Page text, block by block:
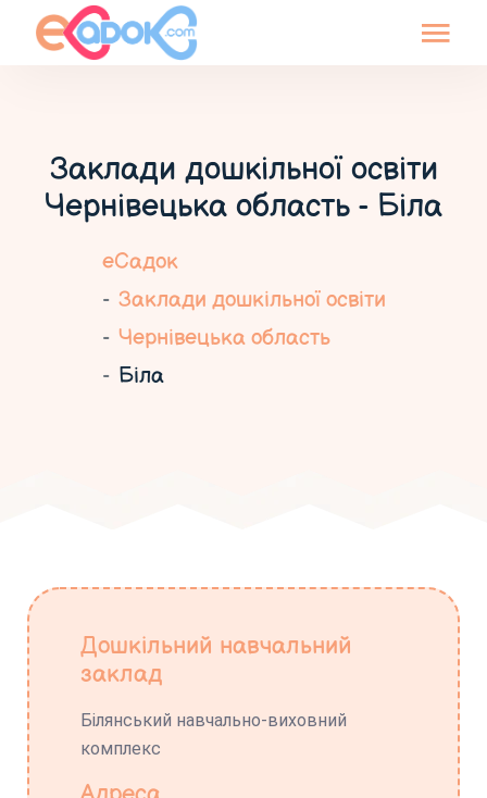
Заклади дошкільної освіти
Чернівецька область - Біла
еСадок
Заклади дошкільної освіти
Чернівецька область
Біла
Дошкільний навчальний
заклад
Білянський навчально-виховний
комплекс